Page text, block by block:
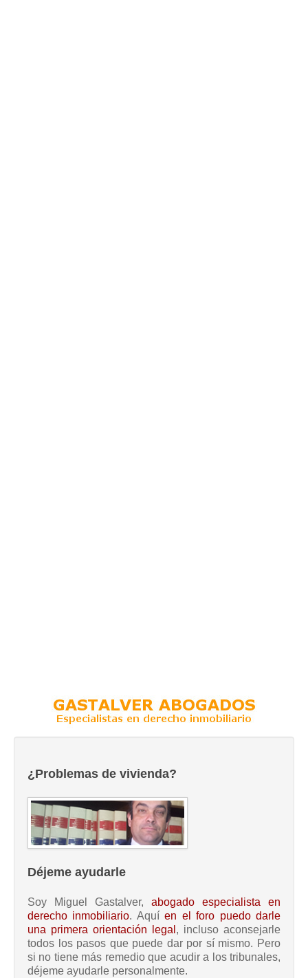
¿Problemas de vivienda?
Déjeme ayudarle
Soy Miguel Gastalver, abogado especialista en
derecho inmobiliario. Aquíen el foro puedo darle
una primera orientación legal , incluso aconsejarle
todos los pasos que puede dar por sí mismo. Pero
si no tiene más remedio que acudir a los tribunales,
déjeme ayudarle personalmente.